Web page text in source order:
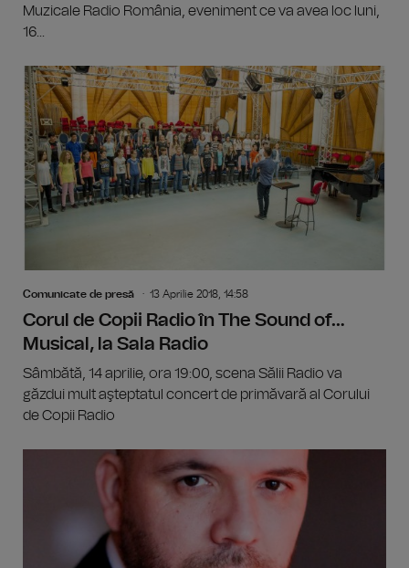
Muzicale Radio România, eveniment ce va avea loc luni,
16...
Comunicate de presă 13 Aprilie 2018, 14:58
Corul de Copii Radio în The Sound of…
Musical, la Sala Radio
Sâmbătă, 14 aprilie, ora 19:00, scena Sălii Radio va
găzdui mult aşteptatul concert de primăvară al Corului
de Copii Radio